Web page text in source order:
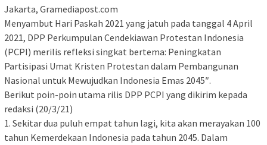
Jakarta, Gramediapost.com
Menyambut Hari Paskah 2021 yang jatuh pada tanggal 4 April
2021, DPP Perkumpulan Cendekiawan Protestan Indonesia
(PCPI) merilis refleksi singkat bertema: Peningkatan
Partisipasi Umat Kristen Protestan dalam Pembangunan
Nasional untuk Mewujudkan Indonesia Emas 2045″.
Berikut poin-poin utama rilis DPP PCPI yang dikirim kepada
redaksi (20/3/21)
1. Sekitar dua puluh empat tahun lagi, kita akan merayakan 100
tahun Kemerdekaan Indonesia pada tahun 2045. Dalam